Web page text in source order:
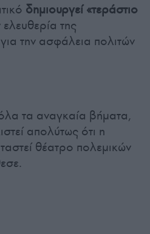
δημιουργεί «τεράστιο
της
την ασφάλεια πολιτών
τα αναγκαία βήματα,
απολύτως ότι η
θέατρο πολεμικών